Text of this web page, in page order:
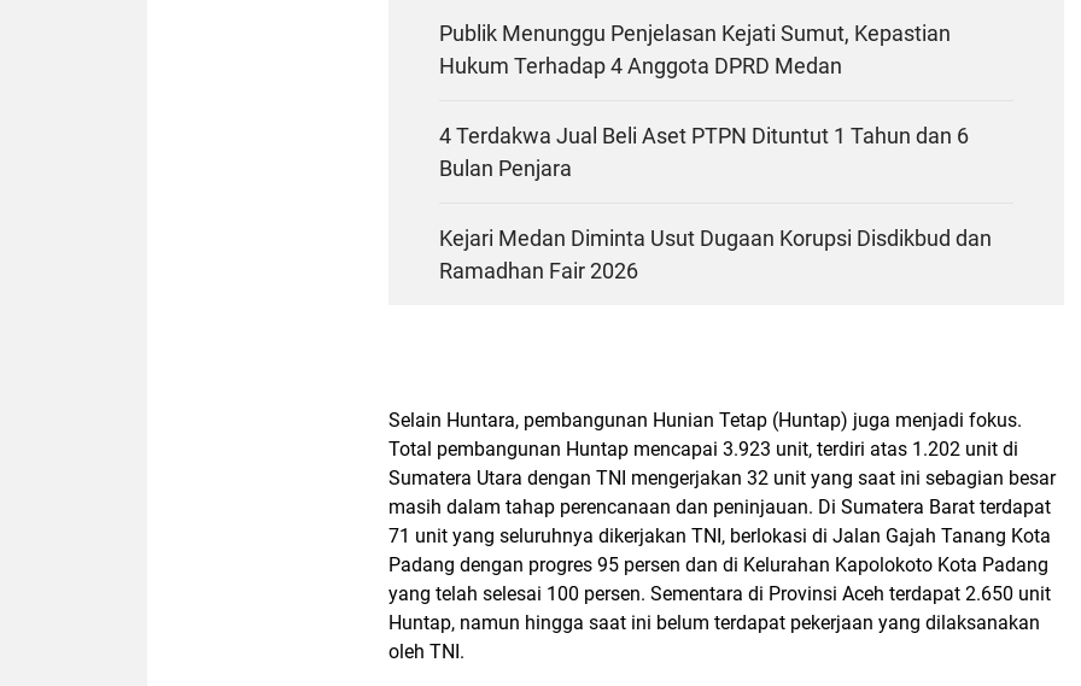
Publik Menunggu Penjelasan Kejati Sumut, Kepastian
Hukum Terhadap 4 Anggota DPRD Medan
4 Terdakwa Jual Beli Aset PTPN Dituntut 1 Tahun dan 6
Bulan Penjara
Kejari Medan Diminta Usut Dugaan Korupsi Disdikbud dan
Ramadhan Fair 2026
Selain Huntara, pembangunan Hunian Tetap (Huntap) juga menjadi fokus.
Total pembangunan Huntap mencapai 3.923 unit, terdiri atas 1.202 unit di
Sumatera Utara dengan TNI mengerjakan 32 unit yang saat ini sebagian besar
masih dalam tahap perencanaan dan peninjauan. Di Sumatera Barat terdapat
71 unit yang seluruhnya dikerjakan TNI, berlokasi di Jalan Gajah Tanang Kota
Padang dengan progres 95 persen dan di Kelurahan Kapolokoto Kota Padang
yang telah selesai 100 persen. Sementara di Provinsi Aceh terdapat 2.650 unit
Huntap, namun hingga saat ini belum terdapat pekerjaan yang dilaksanakan
oleh TNI.